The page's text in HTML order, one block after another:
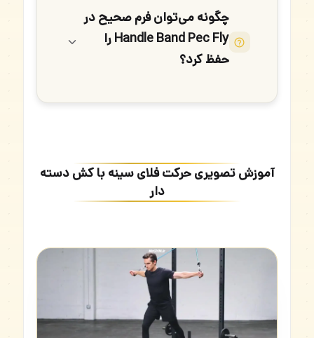
چگونه می‌توان فرم صحیح در
Handle Band Pec Fly را
حفظ کرد؟
آموزش تصویری حرکت فلای سینه با کش دسته
دار